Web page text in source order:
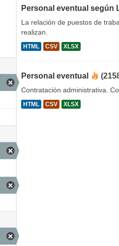
Personal eventual según
La relación de puestos de
realizan.
HTML CSV XLSX
Personal eventual
Contratación administrativa.
HTML CSV XLSX